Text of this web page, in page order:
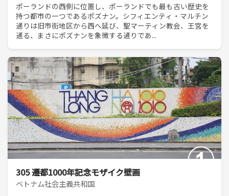
ポーランドの西側に位置し、ポーランドでも最も古い歴史を
持つ都市の一つであるポズナン。シフィエンティ・マルチン
通りは旧市街地区から西へ延び、聖マーティン教会、王宮を
通る、まさにポズナンを象徴する通りであ...
305 遷都1000年記念モザイク壁画
ベトナム社会主義共和国